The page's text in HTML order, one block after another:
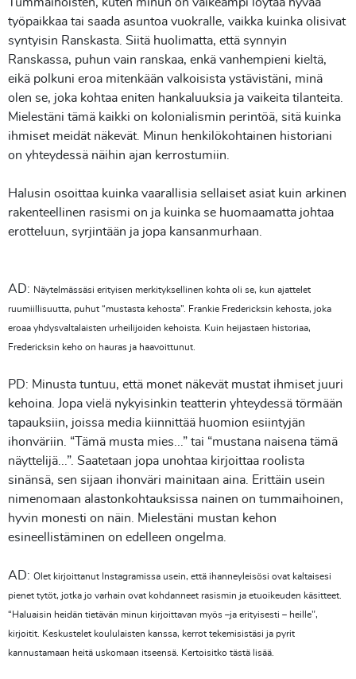
työpaikkaa tai saada asuntoa vuokralle, vaikka kuinka olisivat
syntyisin Ranskasta. Siitä huolimatta, että synnyin
Ranskassa, puhun vain ranskaa, enkä vanhempieni kieltä,
eikä polkuni eroa mitenkään valkoisista ystävistäni, minä
olen se, joka kohtaa eniten hankaluuksia ja vaikeita tilanteita.
Mielestäni tämä kaikki on kolonialismin perintöä, sitä kuinka
ihmiset meidät näkevät. Minun henkilökohtainen historiani
on yhteydessä näihin ajan kerrostumiin.
Halusin osoittaa kuinka vaarallisia sellaiset asiat kuin arkinen
rakenteellinen rasismi on ja kuinka se huomaamatta johtaa
erotteluun, syrjintään ja jopa kansanmurhaan.
AD: Näytelmässäsi erityisen merkityksellinen kohta oli se, kun ajattelet
ruumiillisuutta, puhut “mustasta kehosta”. Frankie Fredericksin kehosta, joka
eroaa yhdysvaltalaisten urheilijoiden kehoista. Kuin heijastaen historiaa,
Fredericksin keho on hauras ja haavoittunut.
PD: Minusta tuntuu, että monet näkevät mustat ihmiset juuri
kehoina. Jopa vielä nykyisinkin teatterin yhteydessä törmään
tapauksiin, joissa media kiinnittää huomion esiintyjän
ihonväriin. “Tämä musta mies...” tai “mustana naisena tämä
näyttelijä...”. Saatetaan jopa unohtaa kirjoittaa roolista
sinänsä, sen sijaan ihonväri mainitaan aina. Erittäin usein
nimenomaan alastonkohtauksissa nainen on tummaihoinen,
hyvin monesti on näin. Mielestäni mustan kehon
esineellistäminen on edelleen ongelma.
AD: Olet kirjoittanut Instagramissa usein, että ihanneyleisösi ovat kaltaisesi
pienet tytöt, jotka jo varhain ovat kohdanneet rasismin ja etuoikeuden käsitteet.
“Haluaisin heidän tietävän minun kirjoittavan myös –ja erityisesti – heille",
kirjoitit. Keskustelet koululaisten kanssa, kerrot tekemisistäsi ja pyrit
kannustamaan heitä uskomaan itseensä. Kertoisitko tästä lisää.